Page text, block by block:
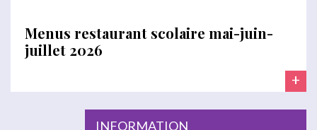
Menus restaurant scolaire mai-juin-
juillet 2026
+
INFORMATION